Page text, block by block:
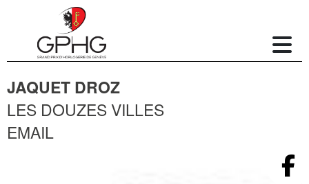
JAQUET DROZ
LES DOUZES VILLES
EMAIL